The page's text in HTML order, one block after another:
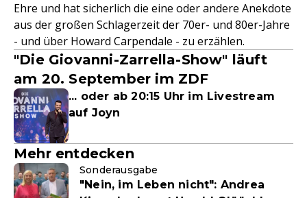
Ehre und hat sicherlich die eine oder andere Anekdote
aus der großen Schlagerzeit der 70er- und 80er-Jahre
- und über Howard Carpendale - zu erzählen.
"Die Giovanni-Zarrella-Show" läuft
am 20. September im ZDF
... oder ab 20:15 Uhr im Livestream
auf Joyn
Mehr entdecken
Sonderausgabe
"Nein, im Leben nicht": Andrea